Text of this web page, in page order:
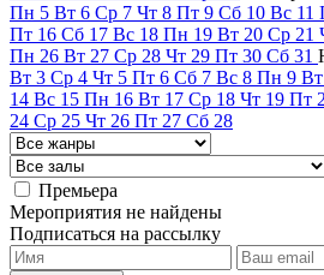
Пн 5 Вт 6 Ср 7 Чт 8 Пт 9 Сб 10 Вс 11
Пт 16 Сб 17 Вс 18 Пн 19 Вт 20 Ср 21
Пн 26 Вт 27 Ср 28 Чт 29 Пт 30 Сб 31
Вт 3 Ср 4 Чт 5 Пт 6 Сб 7 Вс 8 Пн 9 Вт
14 Вс 15 Пн 16 Вт 17 Ср 18 Чт 19 Пт
24 Ср 25 Чт 26 Пт 27 Сб 28
Премьера
Мероприятия не найдены
Подписаться на рассылку